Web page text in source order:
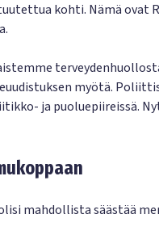
kohti. Nämä ovat
myötä.
ja puoluepiireissä.
mahdollista säästää